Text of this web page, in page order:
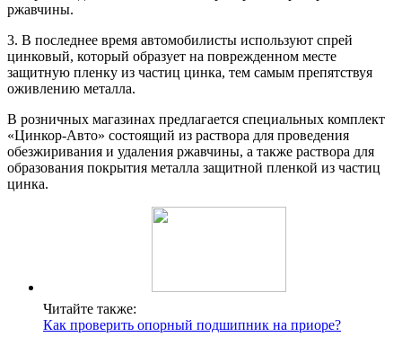
ржавчины.
3. В последнее время автомобилисты используют спрей
цинковый, который образует на поврежденном месте
защитную пленку из частиц цинка, тем самым препятствуя
оживлению металла.
В розничных магазинах предлагается специальных комплект
«Цинкор-Авто» состоящий из раствора для проведения
обезжиривания и удаления ржавчины, а также раствора для
образования покрытия металла защитной пленкой из частиц
цинка.
Читайте также:
Как проверить опорный подшипник на приоре?